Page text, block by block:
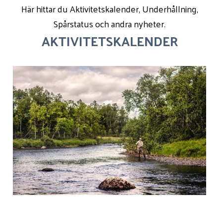
Här hittar du Aktivitetskalender, Underhållning,
Spårstatus och andra nyheter.
AKTIVITETSKALENDER